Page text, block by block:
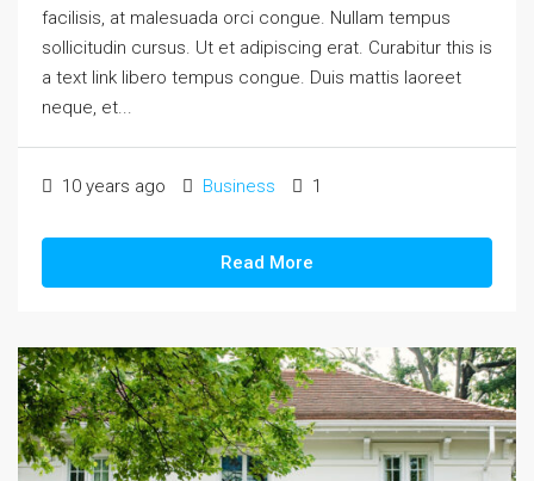
facilisis, at malesuada orci congue. Nullam tempus
sollicitudin cursus. Ut et adipiscing erat. Curabitur this is
a text link libero tempus congue. Duis mattis laoreet
neque, et...
10 years ago Business 1
Read More